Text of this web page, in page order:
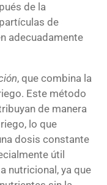
de la
de
adecuadamente
, que combina la
Este método
de manera
lo que
dosis constante
útil
nutricional, ya que